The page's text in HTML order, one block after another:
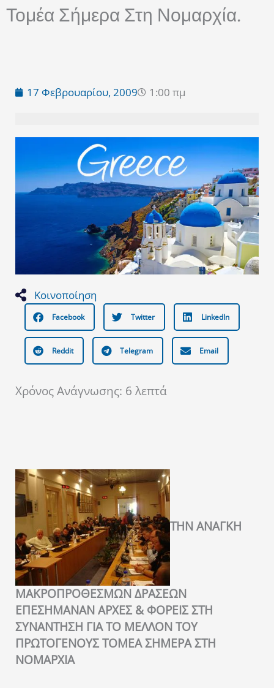
Τομέα Σήμερα Στη Νομαρχία.
17 Φεβρουαρίου, 2009 1:00 πμ
Κοινοποίηση
Facebook Twitter LinkedIn
Reddit Telegram Email
Χρόνος Ανάγνωσης: 6 λεπτά
ΤΗΝ ΑΝΑΓΚΗ
ΜΑΚΡΟΠΡΟΘΕΣΜΩΝ ΔΡΑΣΕΩΝ
ΕΠΕΣΗΜΑΝΑΝ ΑΡΧΕΣ & ΦΟΡΕΙΣ ΣΤΗ
ΣΥΝΑΝΤΗΣΗ ΓΙΑ ΤΟ ΜΕΛΛΟΝ ΤΟΥ
ΠΡΩΤΟΓΕΝΟΥΣ ΤΟΜΕΑ ΣΗΜΕΡΑ ΣΤΗ
ΝΟΜΑΡΧΙΑ